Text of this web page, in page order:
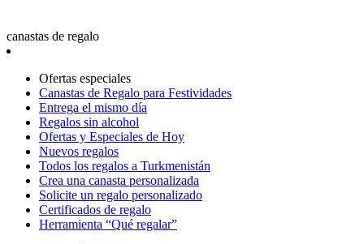
canastas de regalo
Ofertas especiales
Canastas de Regalo para Festividades
Entrega el mismo día
Regalos sin alcohol
Ofertas y Especiales de Hoy
Nuevos regalos
Todos los regalos a Turkmenistán
Crea una canasta personalizada
Solicite un regalo personalizado
Certificados de regalo
Herramienta “Qué regalar”